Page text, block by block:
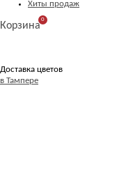
Хиты продаж
Корзина
0
Доставка цветов
в Тампере